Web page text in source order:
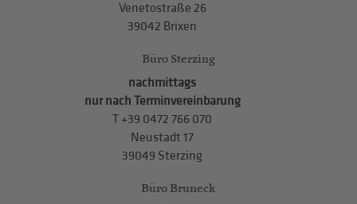
Venetostraße 26
39042 Brixen
Büro Sterzing
nachmittags
nur nach Terminvereinbarung
T +39 0472 766 070
Neustadt 17
39049 Sterzing
Büro Bruneck